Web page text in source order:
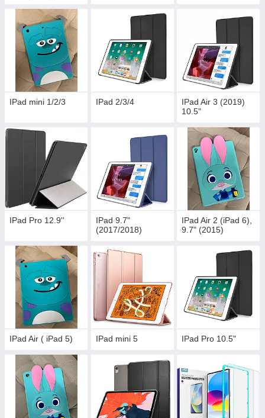
IPad mini 1/2/3 IPad 2/3/4
IPad Air 3 (2019)
10.5"
IPad Pro 12.9''
IPad 9.7"
(2017/2018)
IPad Air 2 (iPad 6),
9.7" (2015)
IPad Air ( iPad 5) IPad mini 5 IPad Pro 10.5"